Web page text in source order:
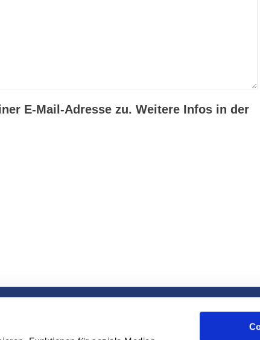
E-Mail-Adresse zu. Weitere Infos in der